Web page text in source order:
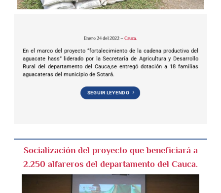
Enero 24 del 2022 –Cauca.
En el marco del proyecto “fortalecimiento de la cadena productiva del
aguacate hass” liderado por la Secretaría de Agricultura y Desarrollo
Rural del departamento del Cauca,se entregó dotación a 18 familias
aguacateras del municipio de Sotará.
SEGUIR LEYENDO
Socialización del proyecto que beneficiará a
2.250 alfareros del departamento del Cauca.